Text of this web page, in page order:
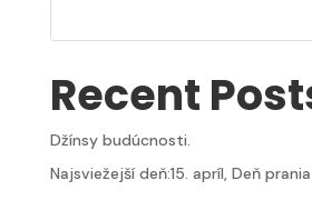
Recent
Džínsy budúcnosti.
Najsviežejší deň:15. apríl, Deň